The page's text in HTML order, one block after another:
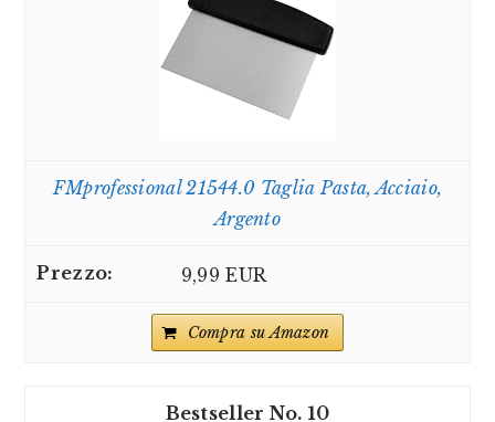
FMprofessional 21544.0 Taglia Pasta, Acciaio,
Argento
9,99 EUR
Compra su Amazon
10